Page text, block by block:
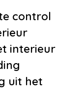
control
interieur
uit het